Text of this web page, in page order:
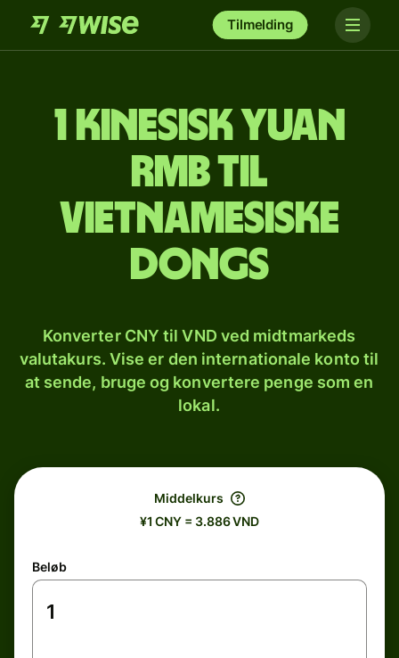
Tilmelding
1 kinesisk yuan
rmb til
vietnamesiske
dongs
Konverter CNY til VND ved midtmarkeds
valutakurs. Vise er den internationale konto til
at sende, bruge og konvertere penge som en
lokal.
Middelkurs
¥1 CNY = 3.886 VND
Beløb